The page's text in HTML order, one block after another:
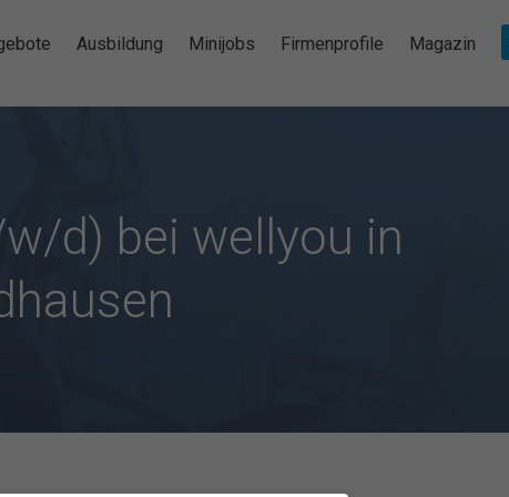
Ausbildung Minijobs Firmenprofile Magazin
d) bei wellyou in